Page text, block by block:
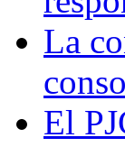
La
El